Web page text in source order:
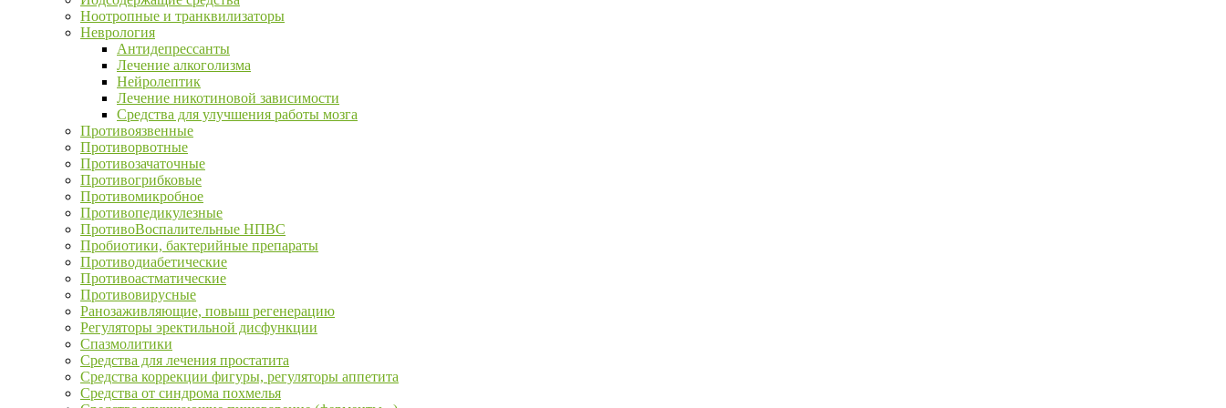
Ноотропные и транквилизаторы
Неврология
Антидепрессанты
Лечение алкоголизма
Нейролептик
Лечение никотиновой зависимости
Средства для улучшения работы мозга
Противоязвенные
Противорвотные
Противозачаточные
Противогрибковые
Противомикробное
Противопедикулезные
ПротивоВоспалительные НПВС
Пробиотики, бактерийные препараты
Противодиабетические
Противоастматические
Противовирусные
Ранозаживляющие, повыш регенерацию
Регуляторы эректильной дисфункции
Спазмолитики
Средства для лечения простатита
Средства коррекции фигуры, регуляторы аппетита
Средства от синдрома похмелья